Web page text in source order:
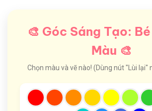
🎨 Góc Sáng Tạo:
Màu 🎨
Chọn màu và vẽ nào! (Dùng nút "Lùi lại"